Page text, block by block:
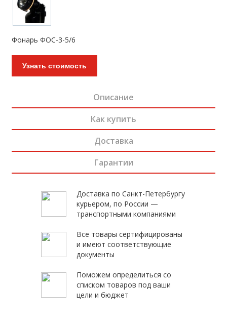
Фонарь ФОС-3-5/6
Узнать стоимость
Описание
Как купить
Доставка
Гарантии
Доставка по Санкт-Петербургу
курьером, по России —
транспортными компаниями
Все товары сертифицированы
и имеют соответствующие
документы
Поможем определиться со
списком товаров под ваши
цели и бюджет